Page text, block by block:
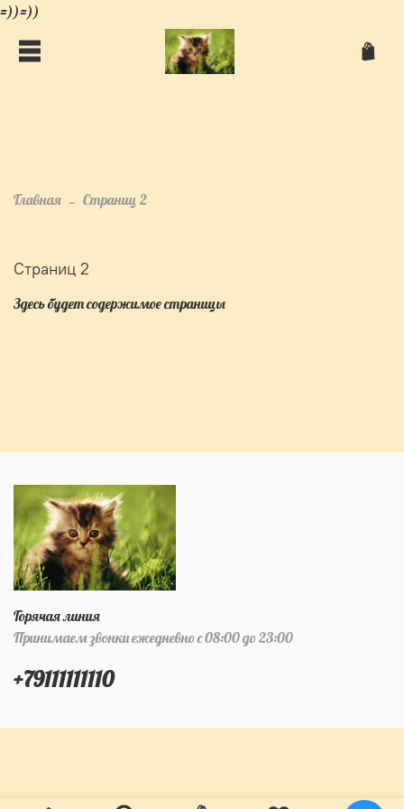
=))=))
Главная Страниц 2
Страниц 2
Здесь будет содержимое страницы
Горячая линия
Принимаем звонки ежедневно с 08:00 до 23:00
+79111111110